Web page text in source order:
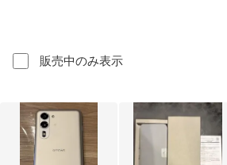
販売中のみ表示